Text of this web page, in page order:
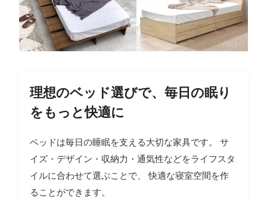
理想のベッド選びで、毎日の眠り
をもっと快適に
ベッドは毎日の睡眠を支える大切な家具です。 サ
イズ・デザイン・収納力・通気性などをライフスタ
イルに合わせて選ぶことで、 快適な寝室空間を作
ることができます。